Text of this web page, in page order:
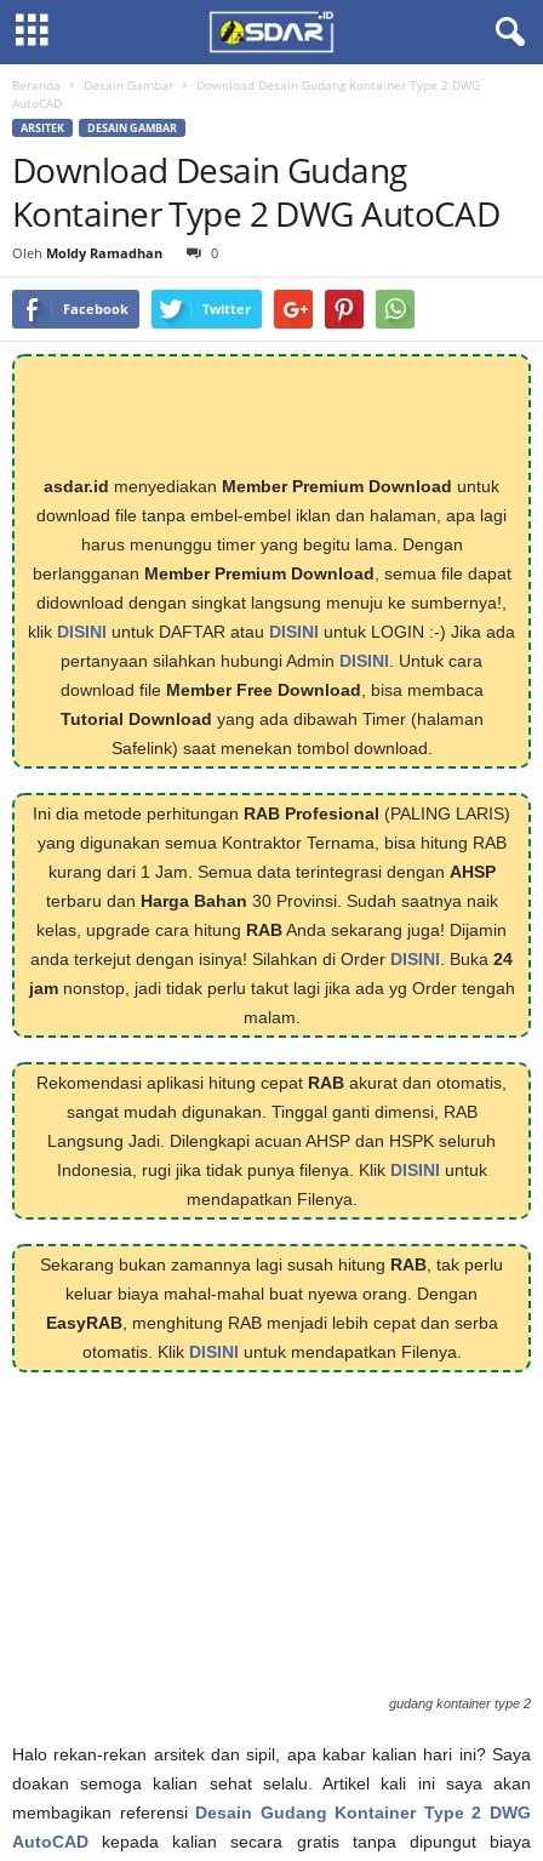
Beranda Desain Gambar
Download Desain Gudang Kontainer Type 2 DWG
AutoCAD
ARSITEK DESAIN GAMBAR
Download Desain Gudang
Kontainer Type 2 DWG AutoCAD
Oleh Moldy Ramadhan 0
Facebook Twitter
asdar.id menyediakan Member Premium Download untuk
download file tanpa embel-embel iklan dan halaman, apa lagi
harus menunggu timer yang begitu lama. Dengan
berlangganan Member Premium Download , semua file dapat
didownload dengan singkat langsung menuju ke sumbernya!,
klik DISINI untuk DAFTAR atau DISINI untuk LOGIN :-) Jika ada
pertanyaan silahkan hubungi Admin DISINI . Untuk cara
download file Member Free Download , bisa membaca
Tutorial Download yang ada dibawah Timer (halaman
Safelink) saat menekan tombol download.
Ini dia metode perhitungan RAB Profesional (PALING LARIS)
yang digunakan semua Kontraktor Ternama, bisa hitung RAB
kurang dari 1 Jam. Semua data terintegrasi dengan AHSP
terbaru dan Harga Bahan 30 Provinsi. Sudah saatnya naik
kelas, upgrade cara hitung RABAnda sekarang juga! Dijamin
anda terkejut dengan isinya! Silahkan di Order DISINI . Buka 24
jamnonstop, jadi tidak perlu takut lagi jika ada yg Order tengah
malam.
Rekomendasi aplikasi hitung cepat RAB akurat dan otomatis,
sangat mudah digunakan. Tinggal ganti dimensi, RAB
Langsung Jadi. Dilengkapi acuan AHSP dan HSPK seluruh
Indonesia, rugi jika tidak punya filenya. Klik DISINI untuk
mendapatkan Filenya.
Sekarang bukan zamannya lagi susah hitung RAB , tak perlu
keluar biaya mahal-mahal buat nyewa orang. Dengan
EasyRAB, menghitung RAB menjadi lebih cepat dan serba
otomatis. Klik DISINI untuk mendapatkan Filenya.
gudang kontainer type 2
Halo rekan-rekan arsitek dan sipil, apa kabar kalian hari ini? Saya
doakan semoga kalian sehat selalu. Artikel kali ini saya akan
membagikan referensi Desain Gudang Kontainer Type 2 DWG
AutoCAD kepada kalian secara gratis tanpa dipungut biaya